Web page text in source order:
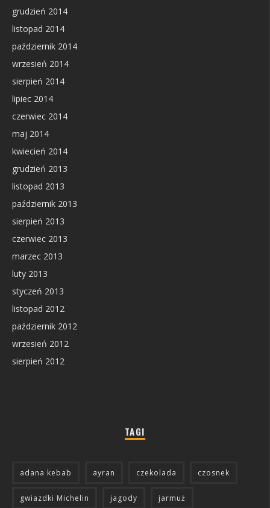
grudzień 2014
listopad 2014
październik 2014
wrzesień 2014
sierpień 2014
lipiec 2014
czerwiec 2014
maj 2014
kwiecień 2014
grudzień 2013
listopad 2013
październik 2013
sierpień 2013
czerwiec 2013
marzec 2013
luty 2013
styczeń 2013
listopad 2012
październik 2012
wrzesień 2012
sierpień 2012
TAGI
adana kebab ayran czekolada czosnek
gwiazdki Michelin jagody jarmuż